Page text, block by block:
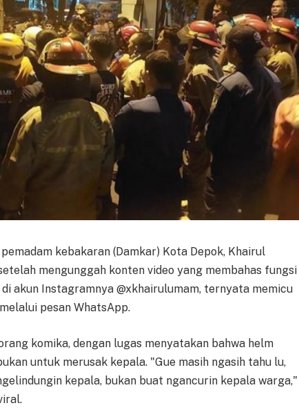
kebakaran (Damkar) Kota Depok, Khairul
mengunggah konten video yang membahas fungsi
akun Instagramnya @xkhairulumam, ternyata memicu
pesan WhatsApp.
komika, dengan lugas menyatakan bahwa helm
untuk merusak kepala. "Gue masih ngasih tahu lu,
kepala, bukan buat ngancurin kepala warga,"